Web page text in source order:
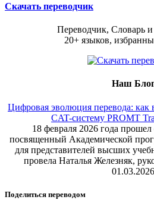
Скачать переводчик
Переводчик, Словарь и
20+ языков,
Наш
Цифровая эволюция перевода: как
CAT-систему PROMT
18 февраля 2026 года
посвященный Академической
для представителей высших
провела Наталья Железняк,
01.03.2026
Поделиться переводом